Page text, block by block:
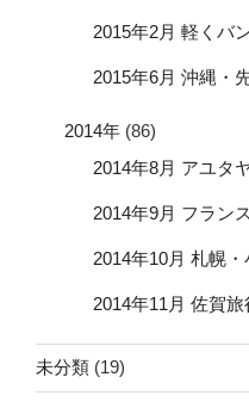
2015年2月 軽くバ
2015年6月 沖縄・
2014年 (86)
2014年8月 アユタ
2014年9月 フラン
2014年10月 札幌
2014年11月 佐賀旅
未分類 (19)